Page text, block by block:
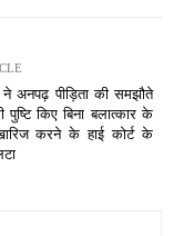
ने अनपढ़ पीड़िता की समझौते
किए बिना बलात्कार के
करने के हाई कोर्ट के